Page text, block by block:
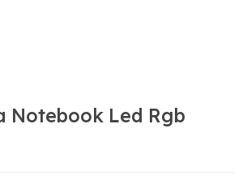
Notebook Led Rgb